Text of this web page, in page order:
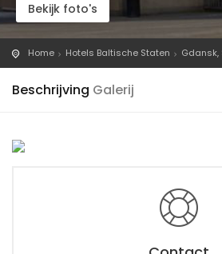
Bekijk foto's
Home Hotels Baltische Staten
Beschrijving Galerij